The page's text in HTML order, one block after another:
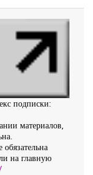
подписки:
материалов,
на главную